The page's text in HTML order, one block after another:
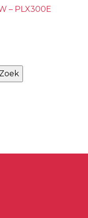
– PLX300E